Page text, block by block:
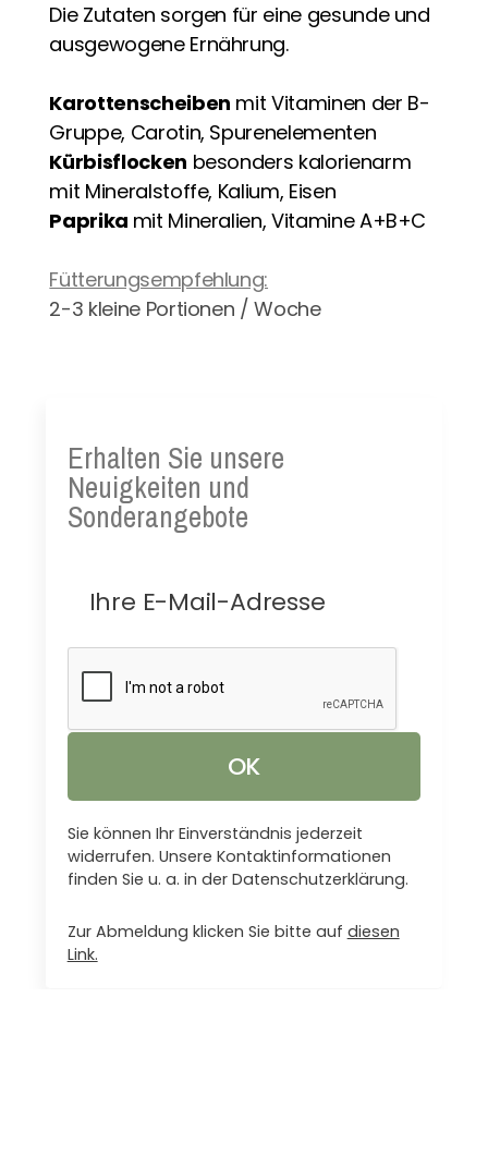
Die Zutaten sorgen für eine gesunde und
ausgewogene Ernährung.
Karottenscheiben mit Vitaminen der B-
Gruppe, Carotin, Spurenelementen
Kürbisflocken besonders kalorienarm
mit Mineralstoffe, Kalium, Eisen
Paprika mit Mineralien, Vitamine A+B+C
Fütterungsempfehlung:
2-3 kleine Portionen / Woche
Erhalten Sie unsere
Neuigkeiten und
Sonderangebote
Sie können Ihr Einverständnis jederzeit
widerrufen. Unsere Kontaktinformationen
finden Sie u. a. in der Datenschutzerklärung.
Zur Abmeldung klicken Sie bitte auf diesen
Link.